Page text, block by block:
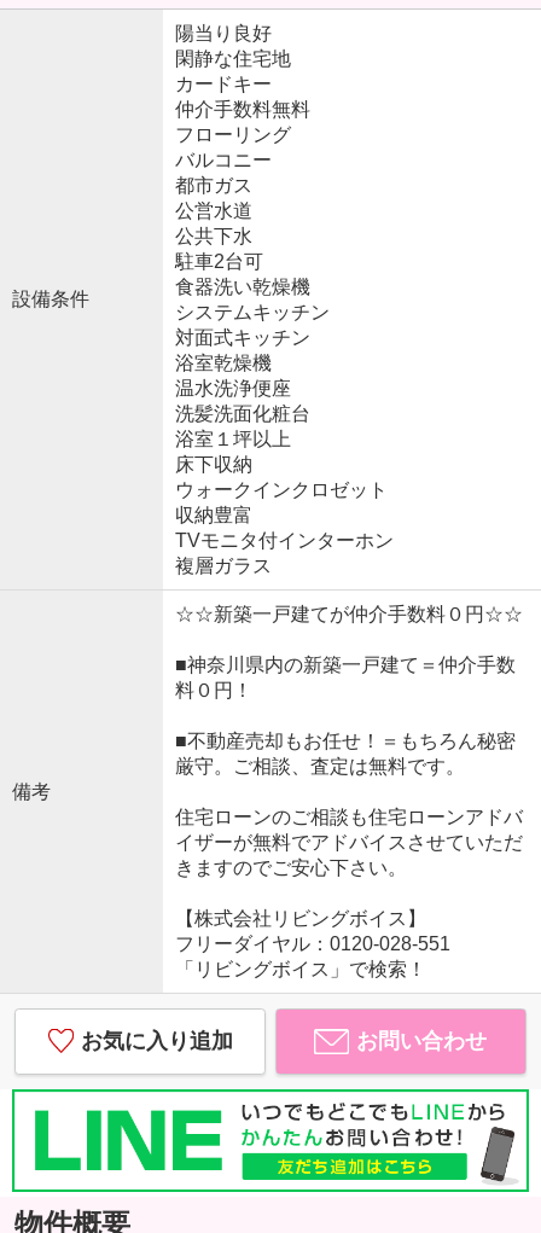
設備条件
陽当り良好
閑静な住宅地
カードキー
仲介手数料無料
フローリング
バルコニー
都市ガス
公営水道
公共下水
駐車2台可
食器洗い乾燥機
システムキッチン
対面式キッチン
浴室乾燥機
温水洗浄便座
洗髪洗面化粧台
浴室１坪以上
床下収納
ウォークインクロゼット
収納豊富
TVモニタ付インターホン
複層ガラス
備考
☆☆新築一戸建てが仲介手数料０円☆☆
■神奈川県内の新築一戸建て＝仲介手数
料０円！
■不動産売却もお任せ！＝もちろん秘密
厳守。ご相談、査定は無料です。
住宅ローンのご相談も住宅ローンアドバ
イザーが無料でアドバイスさせていただ
きますのでご安心下さい。
【株式会社リビングボイス】
フリーダイヤル：0120-028-551
「リビングボイス」で検索！
お気に入り追加 お問い合わせ
物件概要